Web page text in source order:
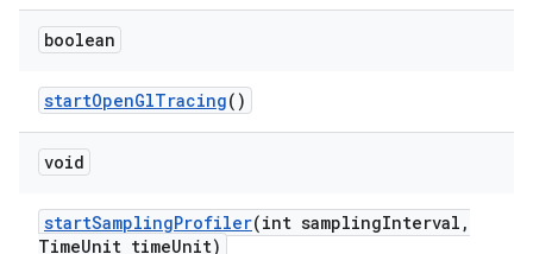
boolean
startOpenGlTracing()
void
startSamplingProfiler(int samplingInterval ,
TimeUnit timeUnit)